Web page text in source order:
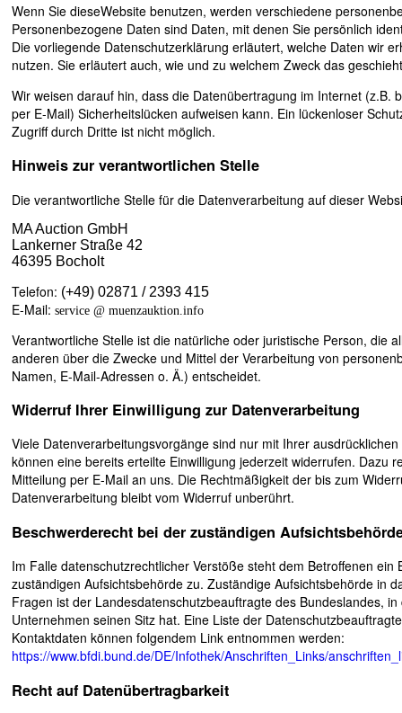
Wenn Sie dieseWebsite benutzen, werden verschiedene
Personenbezogene Daten sind Daten, mit denen Sie persönlich
Die vorliegende Datenschutzerklärung erläutert, welche Daten wir
nutzen. Sie erläutert auch, wie und zu welchem Zweck das
Wir weisen darauf hin, dass die Datenübertragung im Internet (z.B.
per E-Mail) Sicherheitslücken aufweisen kann. Ein lückenloser
Zugriff durch Dritte ist nicht möglich.
Hinweis zur verantwortlichen Stelle
Die verantwortliche Stelle für die Datenverarbeitung auf dieser
MA Auction GmbH
Lankerner Straße 42
46395 Bocholt
Telefon: (+49) 02871 / 2393 415
E-Mail: service @ muenzauktion.info
Verantwortliche Stelle ist die natürliche oder juristische Person, die
anderen über die Zwecke und Mittel der Verarbeitung von
Namen, E-Mail-Adressen o. Ä.) entscheidet.
Widerruf Ihrer Einwilligung zur Datenverarbeitung
Viele Datenverarbeitungsvorgänge sind nur mit Ihrer
können eine bereits erteilte Einwilligung jederzeit widerrufen. Dazu
Mitteilung per E-Mail an uns. Die Rechtmäßigkeit der bis zum
Datenverarbeitung bleibt vom Widerruf unberührt.
Beschwerderecht bei der zuständigen
Im Falle datenschutzrechtlicher Verstöße steht dem Betroffenen ein
zuständigen Aufsichtsbehörde zu. Zuständige Aufsichtsbehörde in
Fragen ist der Landesdatenschutzbeauftragte des Bundeslandes,
Unternehmen seinen Sitz hat. Eine Liste der
Kontaktdaten können folgendem Link entnommen werden:
https://www.bfdi.bund.de/DE/Infothek/Anschriften_Links/
Recht auf Datenübertragbarkeit